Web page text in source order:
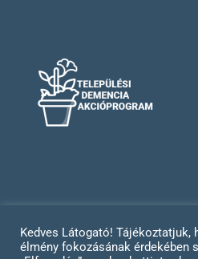
Impresszum
Kedves Látogató! Tájékoztatjuk,
élmény fokozásának érdekében